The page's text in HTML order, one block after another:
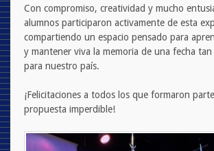
Con compromiso, creatividad y mucho
alumnos participaron activamente de esta
compartiendo un espacio pensado para
y mantener viva la memoria de una fecha
para nuestro país.
¡Felicitaciones a todos los que formaron
propuesta imperdible!